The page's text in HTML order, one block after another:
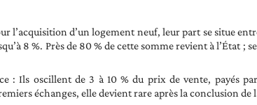
l’acquisition d’un logement neuf, leur part se situe
8 %. Près de 80 % de cette somme revient à l’État ;
: Ils oscillent de 3 à 10 % du prix de vente, payés
échanges, elle devient rare après la conclusion de